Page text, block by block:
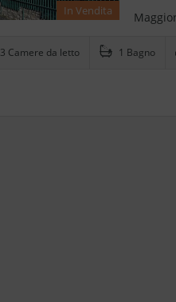
In Vendita
3 Camere da letto 1 Bagno